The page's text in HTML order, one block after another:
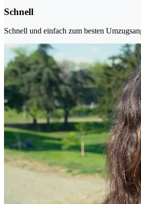
Schnell
Schnell und einfach zum besten